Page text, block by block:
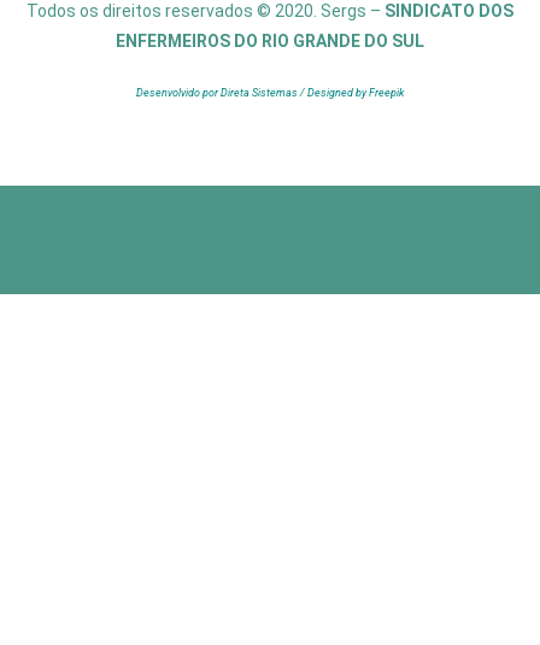
Todos os direitos reservados © 2020. Sergs – SINDICATO DOS
ENFERMEIROS DO RIO GRANDE DO SUL
Desenvolvido por Direta Sistemas / Designed by Freepik